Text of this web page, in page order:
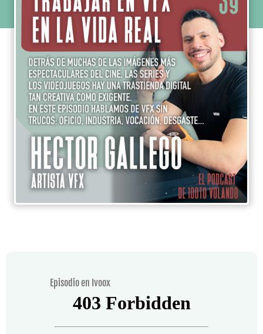
Episodio en Ivoox